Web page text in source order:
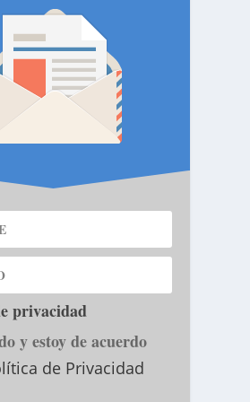
privacidad
y estoy de acuerdo
de Privacidad